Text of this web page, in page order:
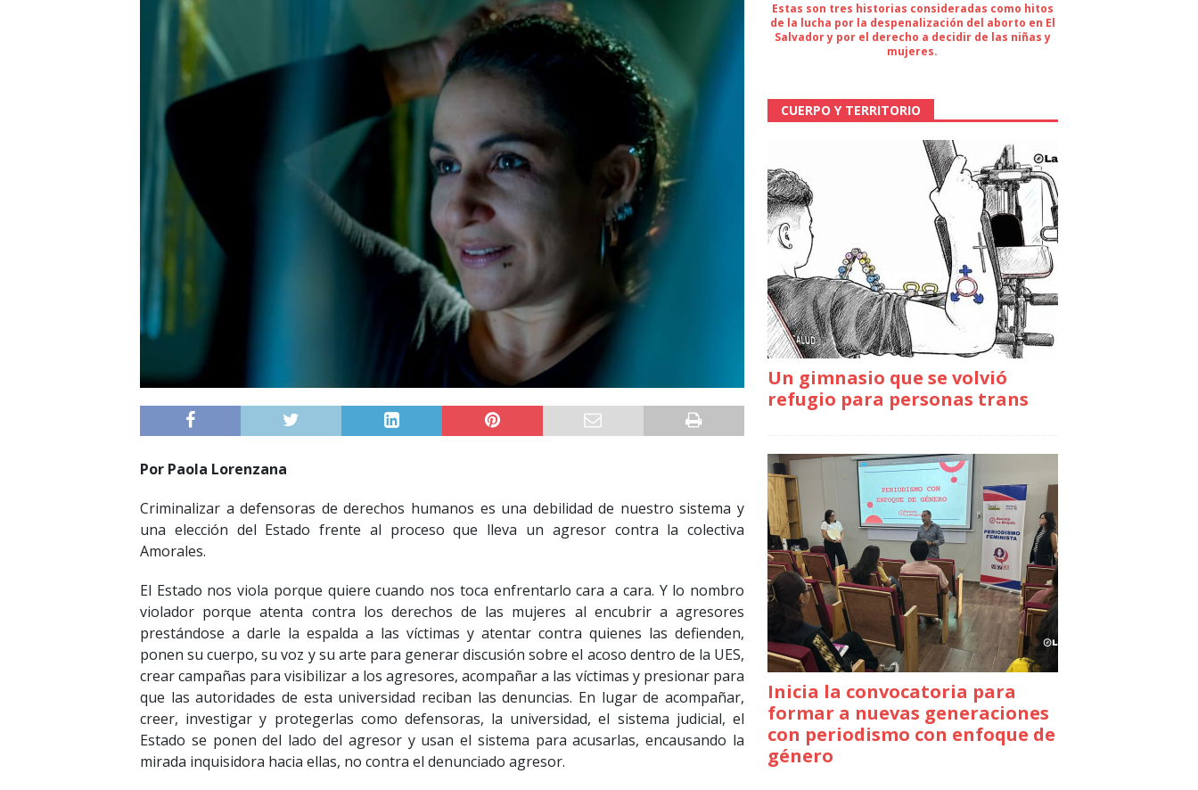
Por Paola Lorenzana
Criminalizar a defensoras de derechos humanos es una debilidad de nuestro sistema y
una elección del Estado frente al proceso que lleva un agresor contra la colectiva
Amorales.
El Estado nos viola porque quiere cuando nos toca enfrentarlo cara a cara. Y lo nombro
violador porque atenta contra los derechos de las mujeres al encubrir a agresores
prestándose a darle la espalda a las víctimas y atentar contra quienes las defienden,
ponen su cuerpo, su voz y su arte para generar discusión sobre el acoso dentro de la UES,
crear campañas para visibilizar a los agresores, acompañar a las víctimas y presionar para
que las autoridades de esta universidad reciban las denuncias. En lugar de acompañar,
creer, investigar y protegerlas como defensoras, la universidad, el sistema judicial, el
Estado se ponen del lado del agresor y usan el sistema para acusarlas, encausando la
mirada inquisidora hacia ellas, no contra el denunciado agresor.
Estas son tres historias consideradas como hitos
de la lucha por la despenalización del aborto en El
Salvador y por el derecho a decidir de las niñas y
mujeres.
CUERPO Y TERRITORIO
Un gimnasio que se volvió
refugio para personas trans
Inicia la convocatoria para
formar a nuevas generaciones
con periodismo con enfoque de
género